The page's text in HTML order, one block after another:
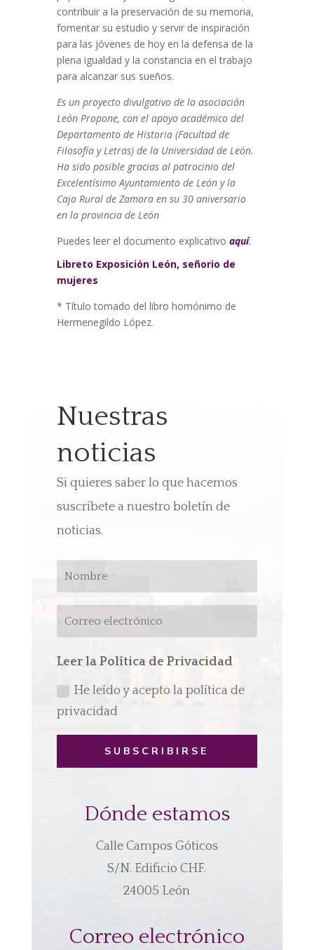
contribuir a la preservación de su memoria,
fomentar su estudio y servir de inspiración
para las jóvenes de hoy en la defensa de la
plena igualdad y la constancia en el trabajo
para alcanzar sus sueños.
Es un proyecto divulgativo de la asociación
León Propone, con el apoyo académico del
Departamento de Historia (Facultad de
Filosofía y Letras) de la Universidad de León.
Ha sido posible gracias al patrocinio del
Excelentísimo Ayuntamiento de León y la
Caja Rural de Zamora en su 30 aniversario
en la provincia de León
Puedes leer el documento explicativo aquí.
Libreto Exposición León, señorio de
mujeres
* Título tomado del libro homónimo de
Hermenegildo López.
Nuestras
noticias
Si quieres saber lo que hacemos
suscríbete a nuestro boletín de
noticias.
Leer la Política de Privacidad
He leído y acepto la política de
privacidad
SUBSCRIBIRSE
Dónde estamos
Calle Campos Góticos
S/N. Edificio CHF.
24005 León
Correo electrónico